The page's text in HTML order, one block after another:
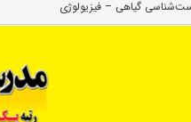
گیاهی – فیزیولوژی